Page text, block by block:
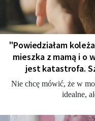
"Powiedziałam
mieszka z mamą i o
jest katastrofa.
Nie chcę mówić, że w
idealne,